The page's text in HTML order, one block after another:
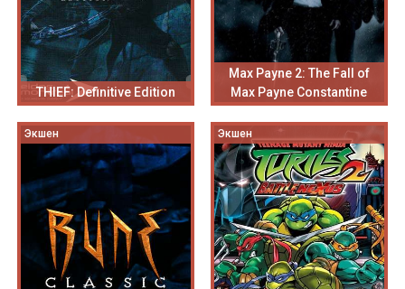
THIEF: Definitive Edition
Max Payne 2: The Fall of
Max Payne Constantine
Экшен Экшен